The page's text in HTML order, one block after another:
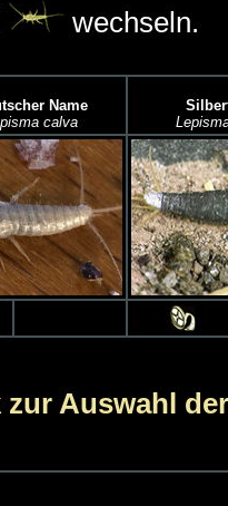
wechseln.
Name
calva
zur Auswahl